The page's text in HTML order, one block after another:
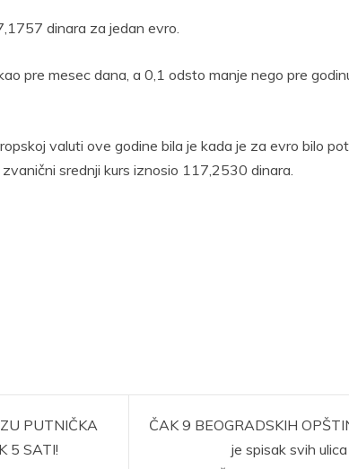
dinara za jedan evro.
pre mesec dana, a 0,1 odsto manje nego pre
valuti ove godine bila je kada je za evro bilo
srednji kurs iznosio 117,2530 dinara.
PUTNIČKA
5 SATI!
ČAK 9 BEOGRADSKIH
je spisak svih